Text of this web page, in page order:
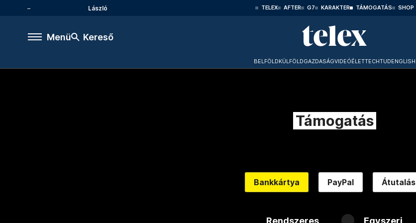
László TELEX AFTER G7 KARAKTER TÁMOGATÁS SHOP
Menü Kereső
BELFÖLDKÜLFÖLDGAZDASÁGVIDEÓÉLETTECHTUDENGLISH
Támogatás
Bankkártya PayPal Átutalás
Rendszeres Egyszeri